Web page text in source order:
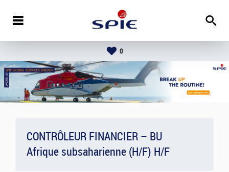
0
CONTRÔLEUR FINANCIER – BU
Afrique subsaharienne (H/F) H/F